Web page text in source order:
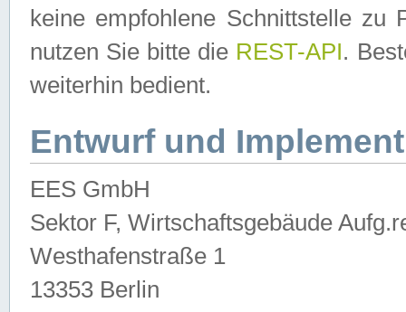
keine empfohlene Schnittstelle zu
nutzen Sie bitte die REST-API.
weiterhin bedient.
Entwurf und
EES GmbH
Sektor F, Wirtschaftsgebäude
Westhafenstraße 1
13353 Berlin